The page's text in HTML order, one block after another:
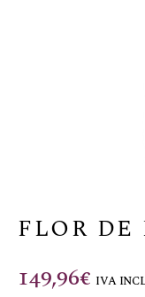
FLOR DE
149,96€ IVA